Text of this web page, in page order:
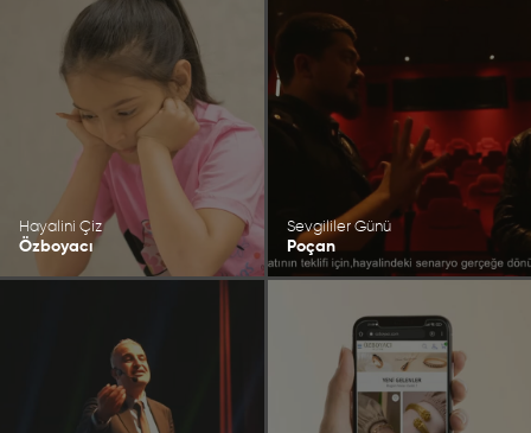
Hayalini Çiz
Özboyacı
Sevgililer Günü
Poçan